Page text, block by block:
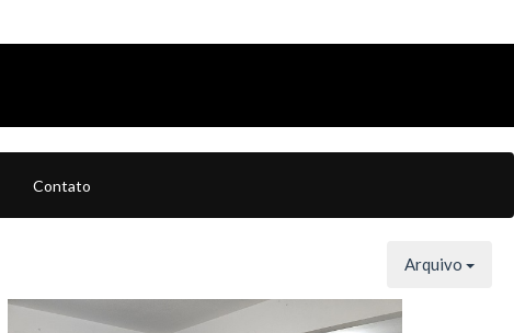
Contato
Arquivo